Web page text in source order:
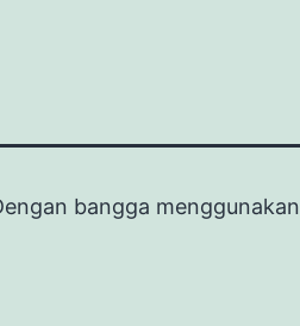
bangga menggunakan